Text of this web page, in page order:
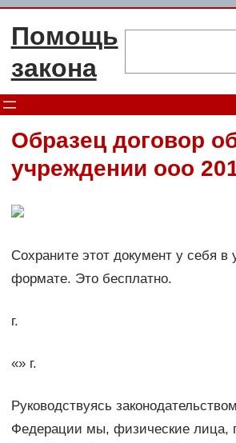
Перейти
Помощь
закона
Образец договор
учреждении ооо
Сохраните этот документ у себя в
формате. Это бесплатно.
г.
«» г.
Руководствуясь
Федерации мы, физические лица,